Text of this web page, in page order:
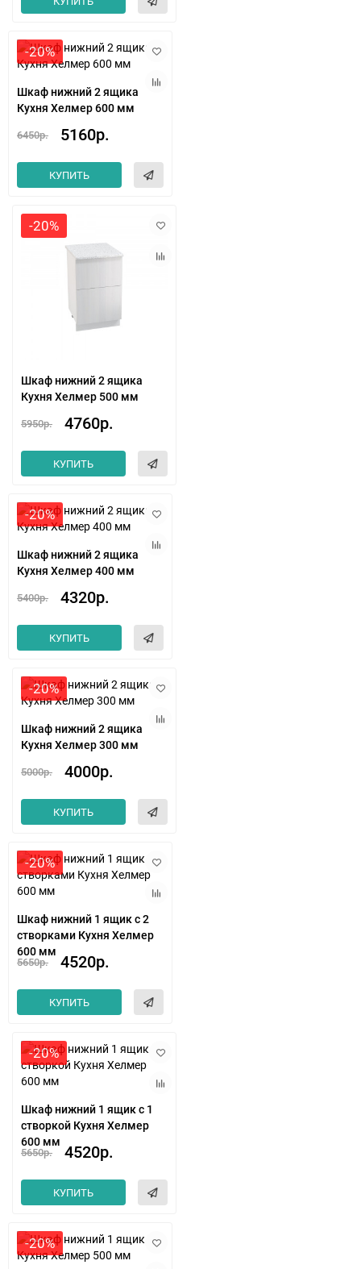
-20%
Шкаф нижний 2 ящика
Кухня Хелмер 600 мм
6450р. 5160р.
КУПИТЬ
-20%
Шкаф нижний 2 ящика
Кухня Хелмер 500 мм
5950р. 4760р.
КУПИТЬ
-20%
Шкаф нижний 2 ящика
Кухня Хелмер 400 мм
5400р. 4320р.
КУПИТЬ
-20%
Шкаф нижний 2 ящика
Кухня Хелмер 300 мм
5000р. 4000р.
КУПИТЬ
-20%
Шкаф нижний 1 ящик с 2
створками Кухня Хелмер
600 мм
5650р. 4520р.
КУПИТЬ
-20%
Шкаф нижний 1 ящик с 1
створкой Кухня Хелмер
600 мм
5650р. 4520р.
КУПИТЬ
-20%